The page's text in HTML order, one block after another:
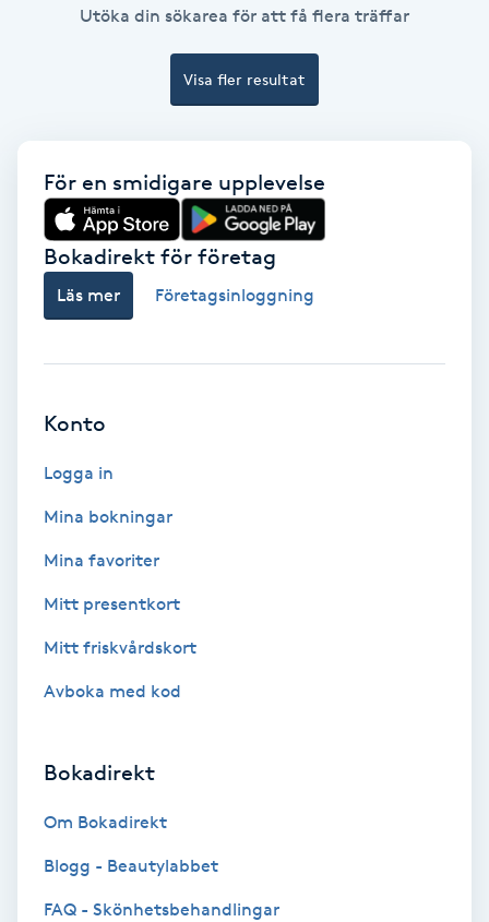
Sugaring
Tuina-massage
Taktil massage
Tandläkare
Tatuering
Terapi
Torr hårbotten
Triggerpunktsmassage
Utöka din sökarea för att få flera träffar
Visa fler resultat
För en smidigare upplevelse
Bokadirekt för företag
Läs mer Företagsinloggning
Konto
Logga in
Mina bokningar
Mina favoriter
Mitt presentkort
Mitt friskvårdskort
Avboka med kod
Bokadirekt
Om Bokadirekt
Blogg - Beautylabbet
FAQ - Skönhetsbehandlingar